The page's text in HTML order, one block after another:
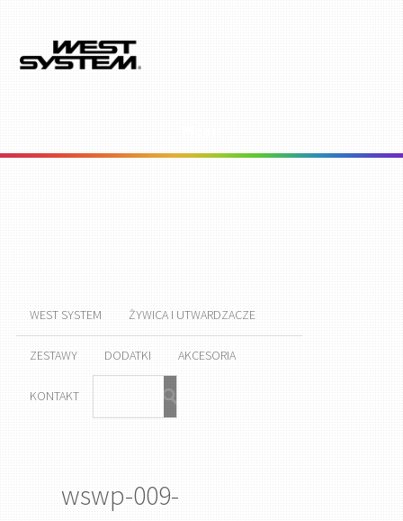
WEST SYSTEM ŻYWICA I UTWARDZACZE
ZESTAWY DODATKI AKCESORIA
KONTAKT
wswp-009-